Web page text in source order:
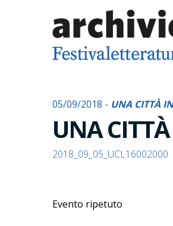
05/09/2018 - UNA CITTÀ
UNA
2018_09_05_UCL16002000
Evento ripetuto